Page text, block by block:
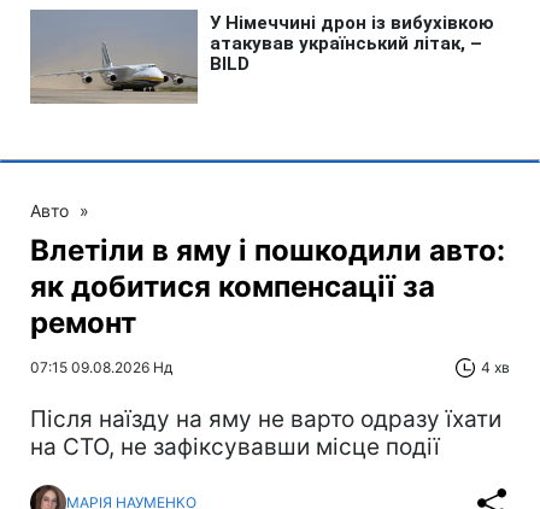
Авто »
Влетіли в яму і пошкодили авто:
як добитися компенсації за
ремонт
07:15 09.08.2026 Нд 4 хв
Після наїзду на яму не варто одразу їхати
на СТО, не зафіксувавши місце події
МАРІЯ НАУМЕНКО